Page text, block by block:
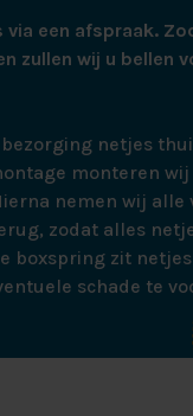
een afspraak.
zullen wij u bellen
netjes
monteren
nemen wij
zodat alles
boxspring zit
schade te